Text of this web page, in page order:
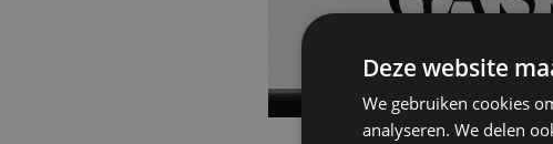
Deze website
We gebruiken cookies
analyseren. We delen